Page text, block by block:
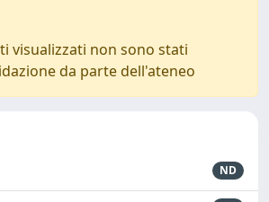
visualizzati non sono stati
da parte dell'ateneo
ND